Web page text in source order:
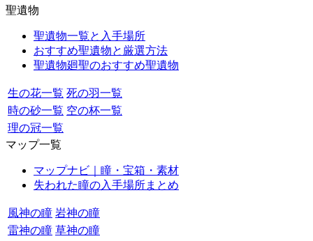
聖遺物
聖遺物一覧と入手場所
おすすめ聖遺物と厳選方法
聖遺物廻聖のおすすめ聖遺物
生の花一覧 死の羽一覧
時の砂一覧 空の杯一覧
理の冠一覧
マップ一覧
マップナビ｜瞳・宝箱・素材
失われた瞳の入手場所まとめ
風神の瞳 岩神の瞳
雷神の瞳 草神の瞳